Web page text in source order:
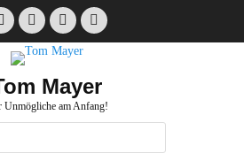
Facebook
E-
Mail
InstagramWebsite
Mayer
Unmögliche am Anfang!